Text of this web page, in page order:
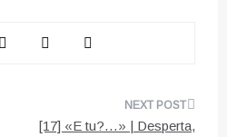
[17] «E tu?…» | Desperta,